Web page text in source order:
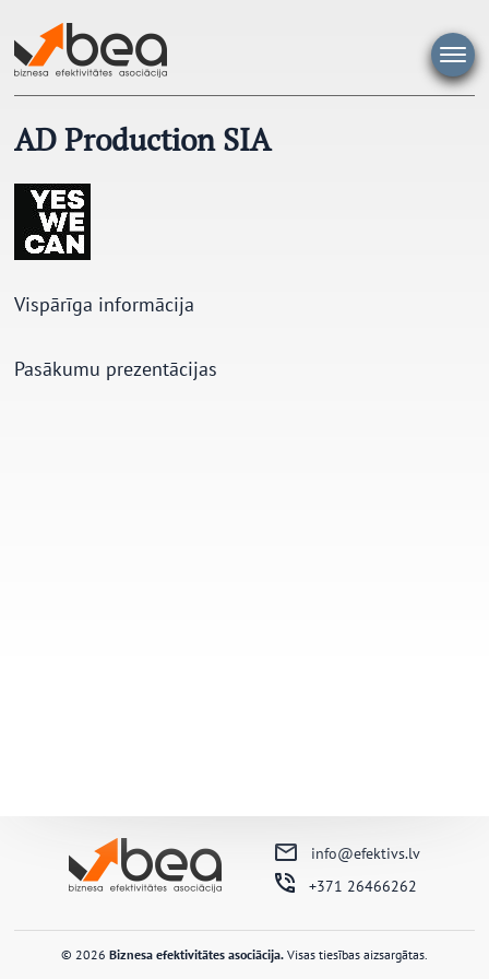
saturu
AD Production SIA
Vispārīga informācija
Pasākumu prezentācijas
info@efektivs.lv
+371 26466262
© 2026 Biznesa efektivitātes asociācija. Visas tiesības aizsargātas.